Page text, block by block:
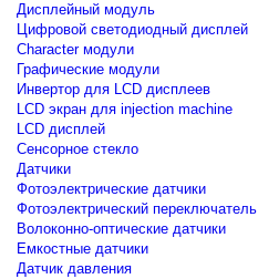
Дисплейный модуль
Цифровой светодиодный дисплей
Сharacter модули
Графические модули
Инвертор для LCD дисплеев
LCD экран для injection machine
LCD дисплей
Сенсорное стекло
Датчики
Фотоэлектрические датчики
Фотоэлектрический переключатель
Волоконно-оптические датчики
Емкостные датчики
Датчик давления